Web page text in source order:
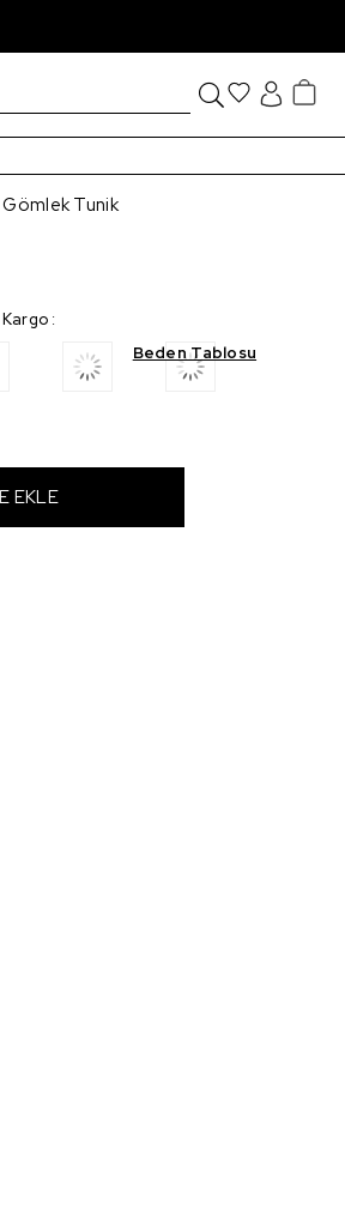
Tunik
:
Beden Tablosu